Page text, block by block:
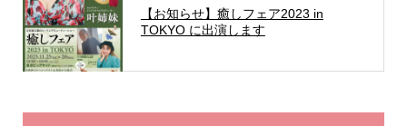
【お知らせ】癒しフェア2023 in
TOKYO に出演します